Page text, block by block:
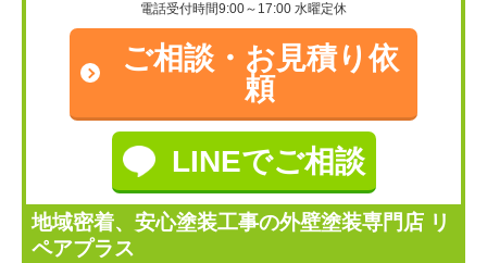
電話受付時間9:00～17:00 水曜定休
ご相談・ お見積り依
頼
LINEでご相談
地域密着、安心塗装工事の外壁塗装専門店 リ
ペアプラス